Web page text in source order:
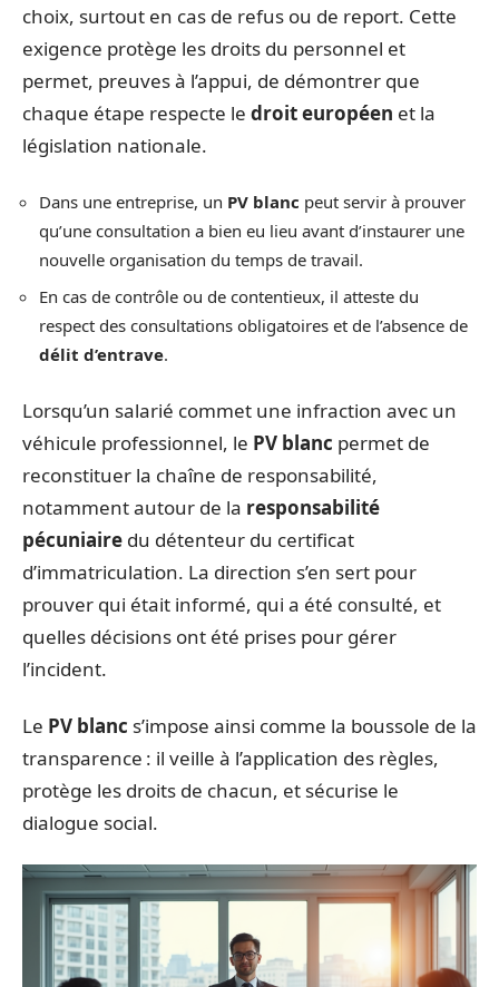
choix, surtout en cas de refus ou de report. Cette
exigence protège les droits du personnel et
permet, preuves à l’appui, de démontrer que
chaque étape respecte le droit européen et la
législation nationale.
Dans une entreprise, un PV blanc peut servir à prouver
qu’une consultation a bien eu lieu avant d’instaurer une
nouvelle organisation du temps de travail.
En cas de contrôle ou de contentieux, il atteste du
respect des consultations obligatoires et de l’absence de
délit d’entrave.
Lorsqu’un salarié commet une infraction avec un
véhicule professionnel, le PV blanc permet de
reconstituer la chaîne de responsabilité,
notamment autour de la responsabilité
pécuniaire du détenteur du certificat
d’immatriculation. La direction s’en sert pour
prouver qui était informé, qui a été consulté, et
quelles décisions ont été prises pour gérer
l’incident.
Le PV blanc s’impose ainsi comme la boussole de la
transparence : il veille à l’application des règles,
protège les droits de chacun, et sécurise le
dialogue social.